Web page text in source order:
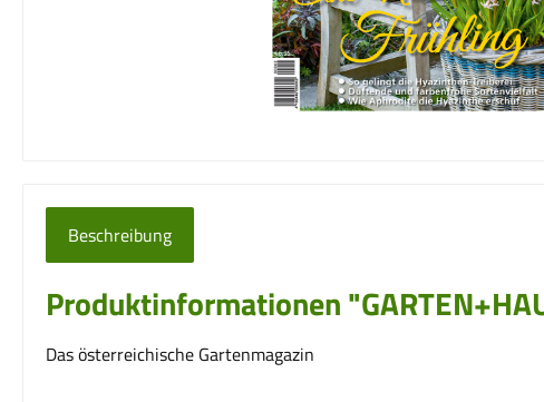
Beschreibung
Produktinformationen
Das österreichische Gartenmagazin